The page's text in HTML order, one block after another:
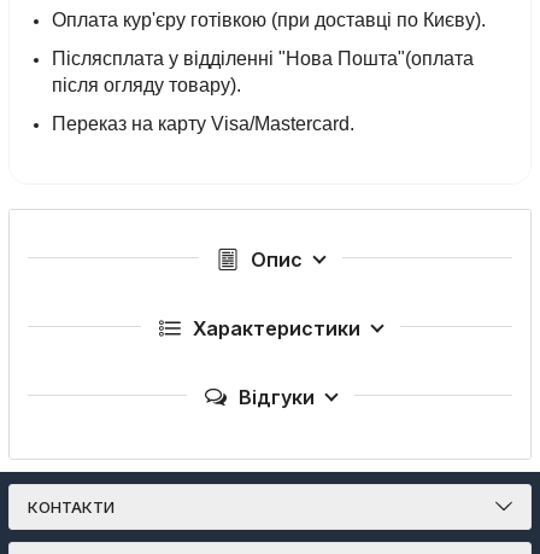
Оплата кур'єру готівкою (при доставці по Києву).
Післясплата у відділенні "Нова Пошта"(оплата
після огляду товару).
Переказ на карту Visa/Mastercard.
Опис
Характеристики
Відгуки
КОНТАКТИ